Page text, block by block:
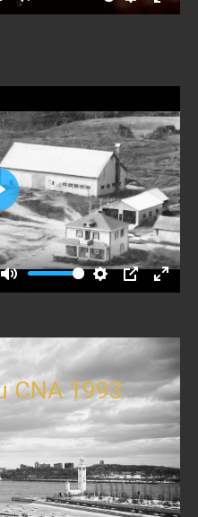
Mute SettingsEnter
Mute SettingsPIP
Enter
Play
CNA 1993